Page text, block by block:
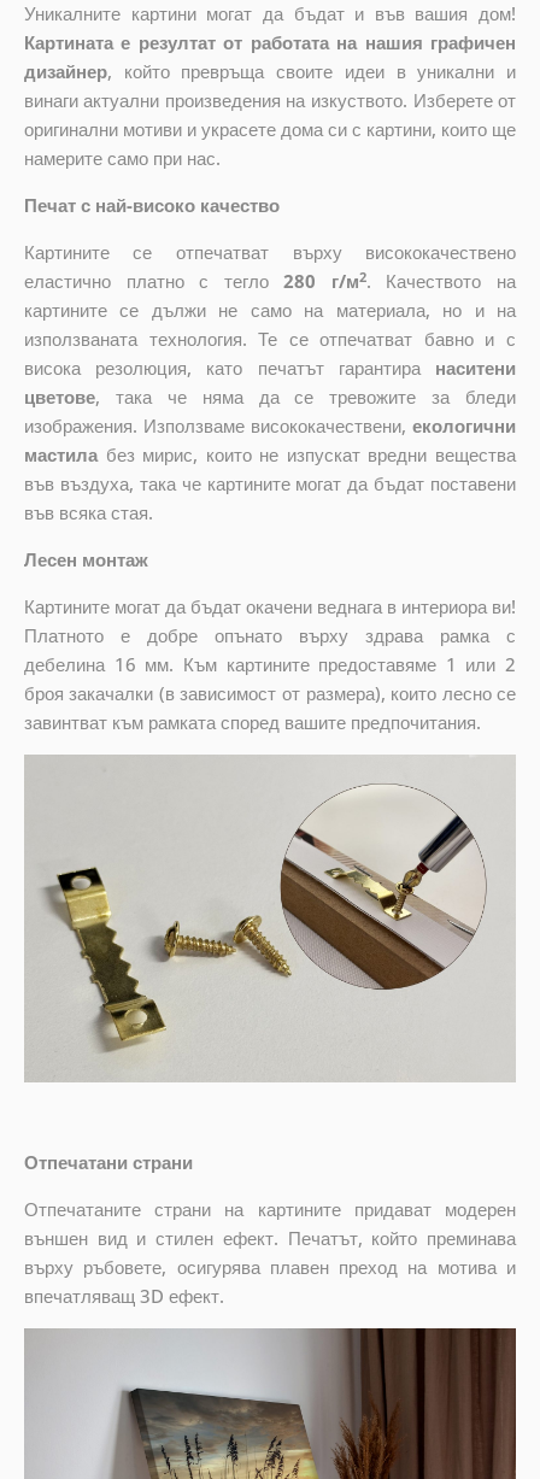
Уникалните картини могат да бъдат и във вашия дом!
Картината е резултат от работата на нашия графичен
дизайнер, койтопревръща своите идеи в уникални и
винаги актуални произведения на изкуството. Изберете от
оригинални мотиви и украсете дома си с картини, които ще
намерите само при нас.
Печат с най-високо качество
Картините се отпечатват върху висококачествено
еластично платно с тегло280 г/м2. Качеството на
картините се дължи не само на материала, но и на
използваната технология. Те се отпечатват бавно и с
висока резолюция, като печатът гарантира наситени
цветове, така че няма да се тревожите за бледи
изображения. Използваме висококачествени,екологични
мастилабез мирис, които не изпускат вредни вещества
във въздуха, така че картините могат да бъдат поставени
във всяка стая.
Лесен монтаж
Картините могат да бъдат окачени веднага в интериора ви!
Платното е добре опънато върху здрава рамка с
дебелина 16 мм. Към картините предоставяме 1 или 2
броя закачалки (в зависимост от размера), които лесно се
завинтват към рамката според вашите предпочитания.
Отпечатани страни
Отпечатаните страни на картините придават модерен
външен вид и стилен ефект. Печатът, който преминава
върху ръбовете, осигурява плавен преход на мотива и
впечатляващ 3D ефект.